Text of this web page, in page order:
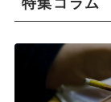
特集コラム